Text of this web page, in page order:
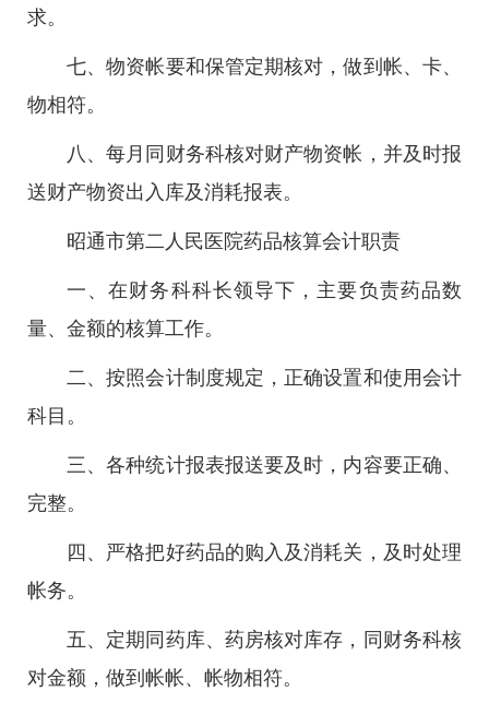
求。
七、物资帐要和保管定期核对，做到帐、卡、
物相符。
八、每月同财务科核对财产物资帐，并及时报
送财产物资出入库及消耗报表。
昭通市第二人民医院药品核算会计职责
一、在财务科科长领导下，主要负责药品数
量、金额的核算工作。
二、按照会计制度规定，正确设置和使用会计
科目。
三、各种统计报表报送要及时，内容要正确、
完整。
四、严格把好药品的购入及消耗关，及时处理
帐务。
五、定期同药库、药房核对库存，同财务科核
对金额，做到帐帐、帐物相符。